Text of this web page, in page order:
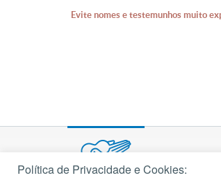
Evite nomes e testemunhos muito
Política de Privacidade e Cookies: